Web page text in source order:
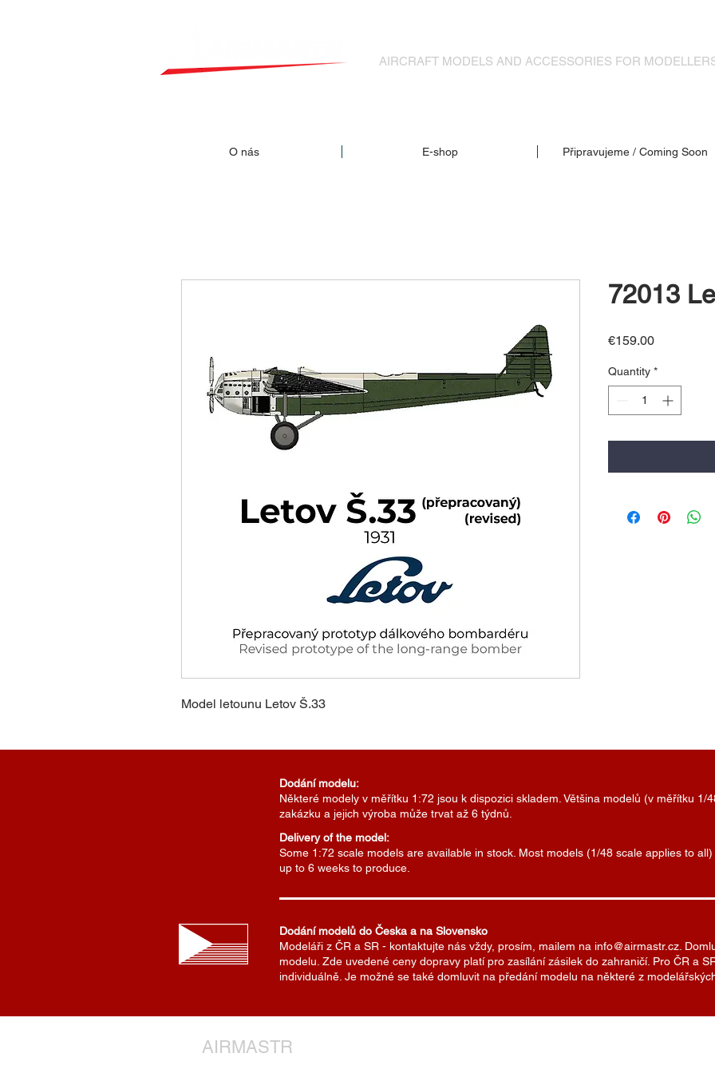
AIRCRAFT MODELS AND ACCESSORIES FOR
O nás E-shop Připravujeme / Coming Soon
Model letounu Letov Š.33
72013
€159.00Price
Quantity *
Dodání modelu:
Některé modely v měřítku 1:72 jsou k dispozici skladem. Většina modelů (v měřítku 1/
zakázku a jejich výroba může trvat až 6 týdnů.
Delivery of the model:
Some 1:72 scale models are available in stock. Most models (1/48 scale applies to
up to 6 weeks to produce.
Dodání modelů do Česka a na Slovensko
Modeláři z ČR a SR - kontaktujte nás vždy, prosím, mailem na info@airmastr.cz.
modelu. Zde uvedené ceny dopravy platí pro zasílání zásilek do zahraničí. Pro ČR a
individuálně. Je možné se také domluvit na předání modelu na některé z
AIRMASTR